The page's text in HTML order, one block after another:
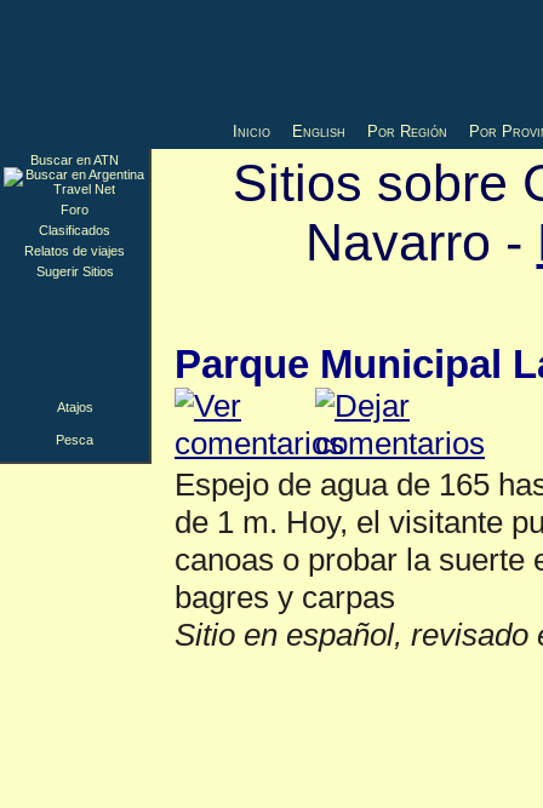
Inicio English Por Región Por
Sitios sobre
Navarro -
Parque Municipal
Espejo de agua de 165
de 1 m. Hoy, el visitante
canoas o probar la suerte
bagres y carpas
Sitio en español, revisado
Buscar en ATN
Foro
Clasificados
Relatos de viajes
Sugerir Sitios
Atajos
Pesca